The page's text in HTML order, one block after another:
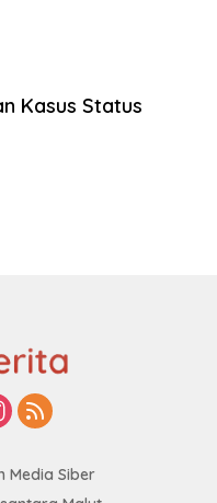
Kasus Status
Media Siber